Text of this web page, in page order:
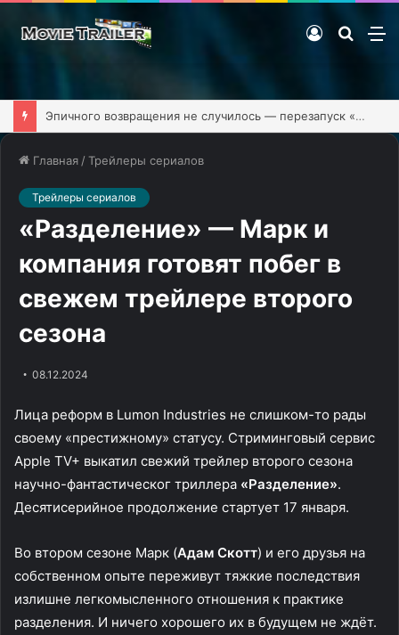
Поиск
Войти
Эпичного возвращения не случилось — перезапуск «Клиники» обзавёлся первым тизером
Главная /Трейлеры сериалов
Трейлеры сериалов
«Разделение» — Марк и
компания готовят побег в
свежем трейлере второго
сезона
08.12.2024
Лица реформ в Lumon Industries не слишком-то рады
своему «престижному» статусу. Стриминговый сервис
Apple TV+ выкатил свежий трейлер второго сезона
научно-фантастическог триллера «Разделение».
Десятисерийное продолжение стартует 17 января.
Во втором сезоне Марк (Адам Скотт) и его друзья на
собственном опыте переживут тяжкие последствия
излишне легкомысленного отношения к практике
разделения. И ничего хорошего их в будущем не ждёт.